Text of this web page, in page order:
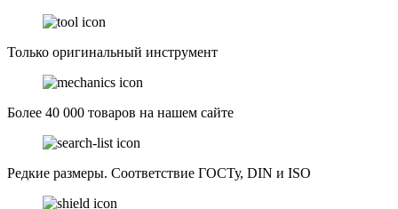
Только оригинальный инструмент
Более 40 000 товаров на нашем сайте
Редкие размеры. Соответствие ГОСТу, DIN и ISO